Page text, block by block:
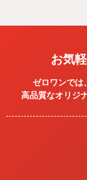
お気
ゼロワンでは
高品質なオリジ